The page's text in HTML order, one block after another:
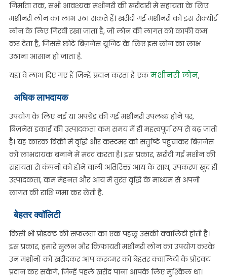
निर्माता तक, सभी आवश्यक मशीनरी की खरीदारी में सहायता के लिए
मशीनरी लोन का लाभ उठा सकते हैं। खरीदी गई मशीनरी को इस सेक्योर्ड
लोन के लिए गिरवी रखा जाता है, जो लोन की लागत को काफी कम
कर देता है, जिससे छोटे बिज़नेस यूनिट के लिए इस लोन का लाभ
उठाना आसान हो जाता है.
यहां वे लाभ दिए गए हैं जिन्हें प्रदान करता है एकमशीनरी लोन,
अधिक लाभदायक
उपयोग के लिए नई या अपग्रेड की गई मशीनरी उपलब्ध होने पर,
बिज़नेस इकाई की उत्पादकता कम समय में ही महत्वपूर्ण रूप से बढ़ जाती
है। यह कारक बिक्री में वृद्धि और कस्टमर को संतुष्टि पहुंचाकर बिज़नेस
को लाभदायक बनाने में मदद करता है। इस प्रकार, खरीदी गई मशीन की
सहायता से कंपनी को होने वाली अतिरिक्त आय के साथ, उपकरण खुद ही
उत्पादकता, कम मेहनत और आय में तुरंत वृद्धि के माध्यम से अपनी
लागत की राशि जमा कर लेती है.
बेहतर क्वॉलिटी
किसी भी प्रोडक्ट की सफलता का एक पहलू उसकी क्वालिटी होती है।
इस प्रकार, हमारे सुलभ और किफायती मशीनरी लोन का उपयोग करके
उन मशीनों को खरीदकर आप कस्टमर को बेहतर क्वालिटी के प्रोडक्ट
प्रदान कर सकेंगे, जिन्हें पहले खरीद पाना आपके लिए मुश्किल था।